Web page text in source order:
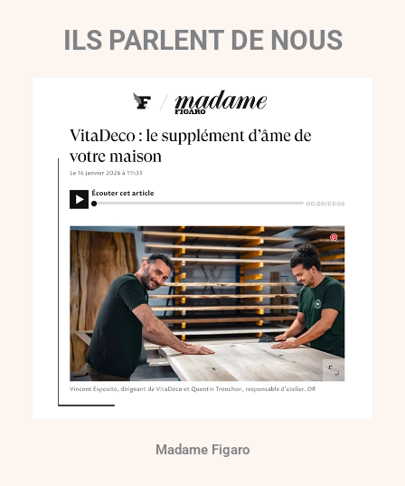
ILS PARLENT DE NOUS
Madame Figaro